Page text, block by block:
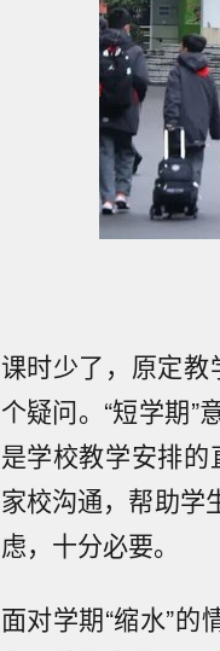
课时少了，原定
个疑问。“短学期”
是学校教学安排
家校沟通，帮助学
虑，十分必要。
面对学期“缩水”的